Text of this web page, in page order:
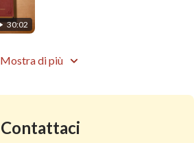
30:02
Mostra di più
Contattaci